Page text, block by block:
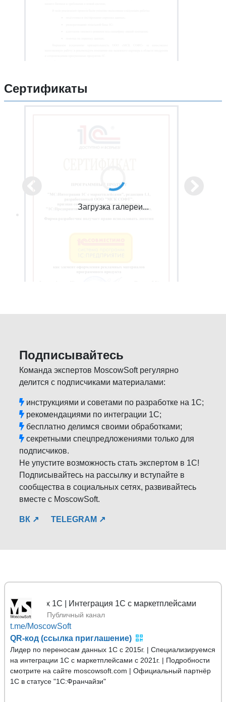
Сертификаты
Загрузка галереи...
Подписывайтесь
Команда экспертов MoscowSoft регулярно
делится с подписчиками материалами:
инструкциями и советами по разработке на 1С;
рекомендациями по интеграции 1С;
бесплатно делимся своими обработками;
секретными спецпредложениями только для
подписчиков.
Не упустите возможность стать экспертом в 1С!
Подписывайтесь на рассылку и вступайте в
сообщества в социальных сетях, развивайтесь
вместе с MoscowSoft.
ВК ↗ TELEGRAM ↗
1С | Интеграция 1С с маркетплейсами
Публичный канал
t.me/MoscowSoft
QR-код (ссылка приглашение)
Лидер по переносам данных 1С с 2015г. | Специализируемся
на интеграции 1С с маркетплейсами с 2021г. | Подробности
смотрите на сайте moscowsoft.com | Официальный партнёр
1С в статусе "1С:Франчайзи"